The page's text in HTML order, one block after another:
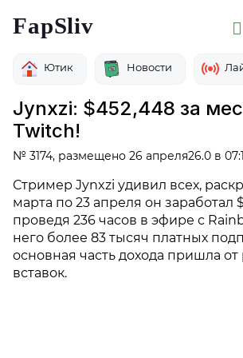
FapSliv
Ютик Новости
Jynxzi: $452,448 за
Twitch!
№ 3174, размещено 26 апреля26.0 в
Стример Jynxzi удивил всех,
марта по 23 апреля он заработал
проведя 236 часов в эфире с
него более 83 тысяч платных
основная часть дохода пришла
вставок.